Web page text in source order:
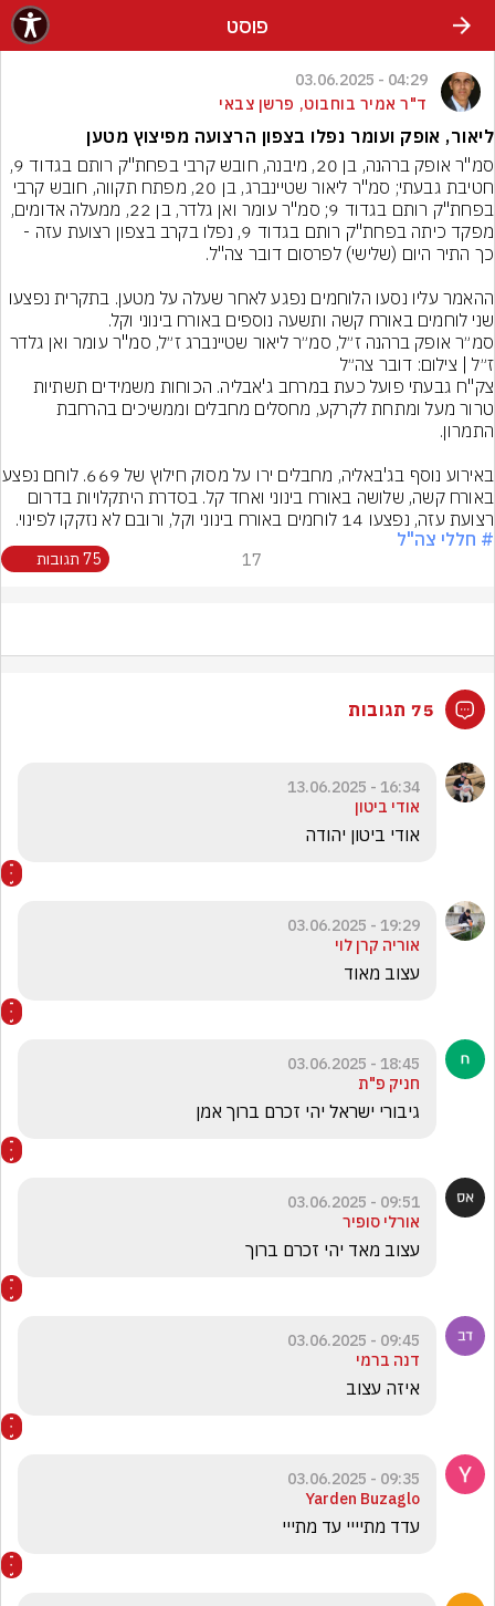
פוסט
04:29 - 03.06.2025
ד"ר אמיר בוחבוט, פרשן צבאי
ליאור, אופק ועומר נפלו בצפון הרצועה מפיצוץ מטען
שני לוחמים באורח קשה ותשעה נוספים באורח בינוני וקל.
סמ״ר אופק ברהנה ז״ל, סמ״ר ליאור שטיינברג ז״ל, סמ"ר עומר ואן גלדר
ז״ל | צילום: דובר צה״ל
באירוע נוסף בג'באליה,
רצועת עזה, נפצעו 14 לוחמים באורח בינוני וקל, ורובם לא נזקקו לפינוי.
# חללי צה"ל
17 75 תגובות
75 תגובות
16:34 - 13.06.2025
אודי ביטון
אודי ביטון יהודה
19:29 - 03.06.2025
אוריה קרן לוי
עצוב מאוד
18:45 - 03.06.2025
חניק פ"ת
גיבורי ישראל יהי זכרם ברוך אמן
09:51 - 03.06.2025
אורלי סופיר
עצוב מאד יהי זכרם ברוך
09:45 - 03.06.2025
דנה ברמי
איזה עצוב
09:35 - 03.06.2025
Yarden Buzaglo
עדד מתיייי עד מתייי